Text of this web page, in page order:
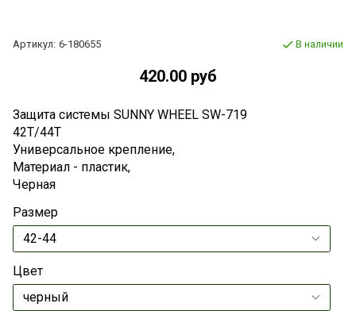
Артикул: 6-180655 В наличии
420.00 руб
Защита системы SUNNY WHEEL SW-719
42Т/44Т
Универсальное крепление,
Материал - пластик,
Черная
Размер
Цвет